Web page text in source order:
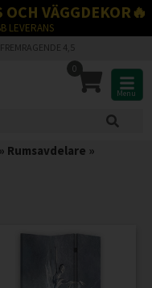
VÄGGDEKOR🔥
LEVERANS
FREMRAGENDE 4,5
0
Menu
» Rumsavdelare »